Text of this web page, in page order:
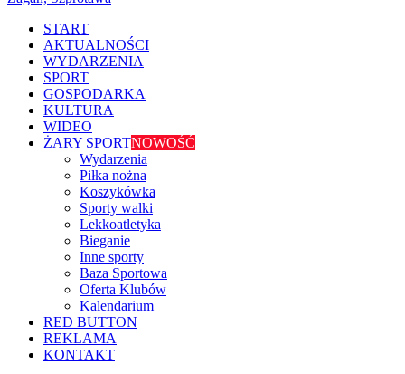
START
AKTUALNOŚCI
WYDARZENIA
SPORT
GOSPODARKA
KULTURA
WIDEO
ŻARY SPORTNOWOŚĆ
Wydarzenia
Piłka nożna
Koszykówka
Sporty walki
Lekkoatletyka
Bieganie
Inne sporty
Baza Sportowa
Oferta Klubów
Kalendarium
RED BUTTON
REKLAMA
KONTAKT